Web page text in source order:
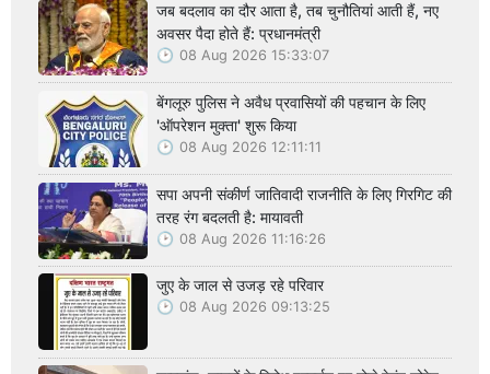
जब बदलाव का दौर आता है, तब चुनौतियां आती हैं, नए
अवसर पैदा होते हैं: प्रधानमंत्री
08 Aug 2026 15:33:07
बेंगलूरु पुलिस ने अवैध प्रवासियों की पहचान के लिए
'ऑपरेशन मुक्ता' शुरू किया
08 Aug 2026 12:11:11
सपा अपनी संकीर्ण जातिवादी राजनीति के लिए गिरगिट की
तरह रंग बदलती है: मायावती
08 Aug 2026 11:16:26
जुए के जाल से उजड़ रहे परिवार
08 Aug 2026 09:13:25